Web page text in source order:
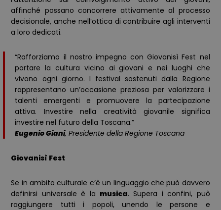
affinché possano concorrere attivamente al processo
decisionale, anche nell’ottica di contribuire agli interventi
a loro dedicati.
“Rafforziamo il nostro impegno con Giovanisì Fest nel
portare la cultura vicino ai giovani e nei luoghi che
vivono ogni giorno. I festival sostenuti dalla Regione
rappresentano un’occasione preziosa per valorizzare i
talenti emergenti e promuovere la partecipazione
attiva. Investire nella creatività giovanile significa
investire nel futuro della Toscana.”
Eugenio Giani, Presidente della Regione Toscana
Giovanisì Fest
Se in ambito culturale c’è un linguaggio che può davvero
definirsi universale è la musica. Supera i confini, può
raggiungere tutti i popoli, unendo le persone e